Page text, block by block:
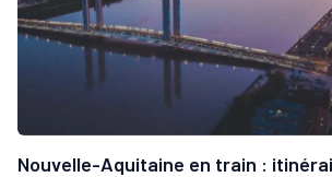
Nouvelle-Aquitaine en train :